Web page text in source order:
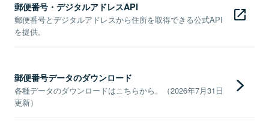
郵便番号・デジタルアドレスAPI
郵便番号とデジタルアドレスから住所を取得できる公式API
を提供。
郵便番号データのダウンロード
各種データのダウンロードはこちらから。（2026年7月31日
更新）